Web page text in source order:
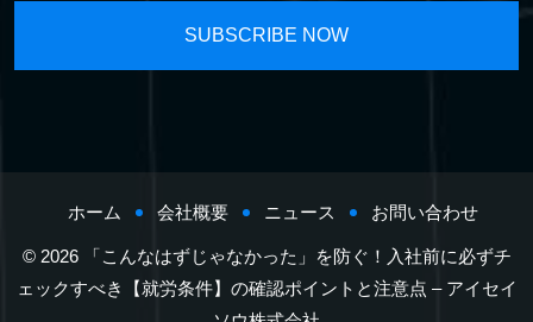
ホーム 会社概要 ニュース お問い合わせ
© 2026 「こんなはずじゃなかった」を防ぐ！入社前に必ずチ
ェックすべき【就労条件】の確認ポイントと注意点 – アイセイ